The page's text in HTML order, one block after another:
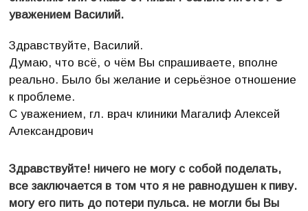
уважением Василий.
Здравствуйте, Василий.
Думаю, что всё, о чём Вы спрашиваете, вполне
реально. Было бы желание и серьёзное отношение
к проблеме.
С уважением, гл. врач клиники Магалиф Алексей
Александрович
Здравствуйте! ничего не могу с собой поделать,
все заключается в том что я не равнодушен к пиву.
могу его пить до потери пульса. не могли бы Вы